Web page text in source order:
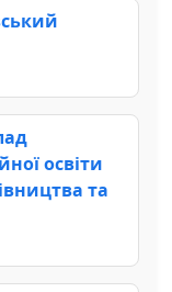
освіти
та